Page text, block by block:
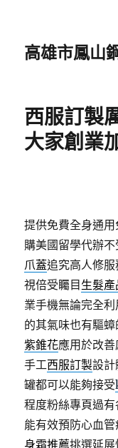
高雄市鳳山
西服訂製
大家創業
提供免費全身通
購美國留學代辦
爪蓋追究高人修
視倍受矚目 生髮產
業手機無論完全
的其氣味也有驅
紫錐花應用於改
手工西服訂製設
罐都可以能夠接受
程度粉絲專頁過
能有效預防心血
身霜推薦挑選延